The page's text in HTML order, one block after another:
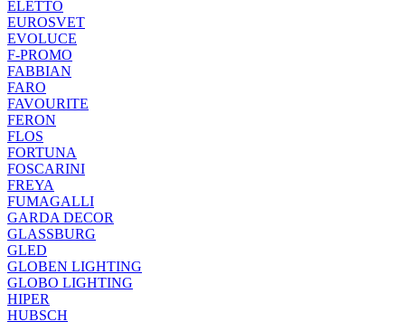
ELETTO
EUROSVET
EVOLUCE
F-PROMO
FABBIAN
FARO
FAVOURITE
FERON
FLOS
FORTUNA
FOSCARINI
FREYA
FUMAGALLI
GARDA DECOR
GLASSBURG
GLED
GLOBEN LIGHTING
GLOBO LIGHTING
HIPER
HUBSCH